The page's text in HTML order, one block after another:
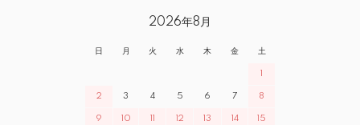
2026年8月
日 月 火 水 木 金 土
1
2 3 4 5 6 7 8
9 10 11 12 13 14 15